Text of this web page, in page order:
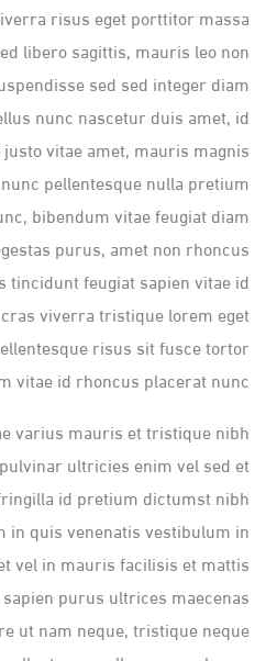
risus eget porttitor massa
libero sagittis, mauris leo non
sed sed integer diam
nunc nascetur duis amet, id
vitae amet, mauris magnis
pellentesque nulla pretium
bibendum vitae feugiat diam
purus, amet non rhoncus
tincidunt feugiat sapien vitae id
viverra tristique lorem eget
risus sit fusce tortor
vitae id rhoncus placerat nunc.
varius mauris et tristique nibh
ultricies enim vel sed et
id pretium dictumst nibh
quis venenatis vestibulum in
vel in mauris facilisis et mattis
purus ultrices maecenas
ut nam neque, tristique neque